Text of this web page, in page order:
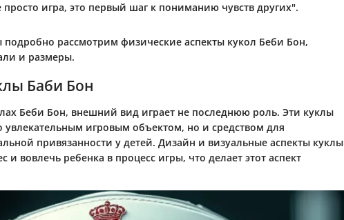
игра, это первый шаг к пониманию чувств других".
рассмотрим физические аспекты кукол Беби Бон,
и размеры.
Баби Бон
Беби Бон, внешний вид играет не последнюю роль. Эти куклы
увлекательным игровым объектом, но и средством для
привязанности у детей. Дизайн и визуальные аспекты куклы
и вовлечь ребенка в процесс игры, что делает этот аспект